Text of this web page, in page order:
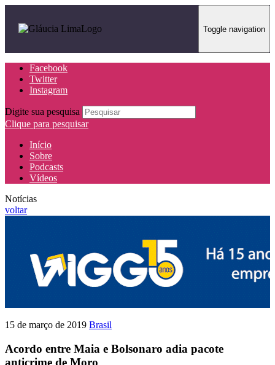
Toggle navigation
Facebook
Twitter
Instagram
Digite sua pesquisa
Clique para pesquisar
Início
Sobre
Podcasts
Vídeos
Notícias
voltar
15 de março de 2019 Brasil
Acordo entre Maia e Bolsonaro adia pacote
anticrime de Moro